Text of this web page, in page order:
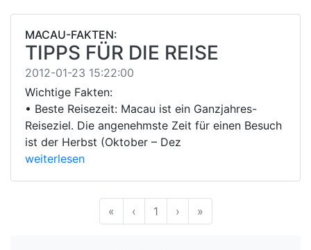
MACAU-FAKTEN:
TIPPS FÜR DIE REISE
2012-01-23 15:22:00
Wichtige Fakten:
• Beste Reisezeit: Macau ist ein Ganzjahres-
Reiseziel. Die angenehmste Zeit für einen Besuch
ist der Herbst (Oktober – Dez
weiterlesen
« Anfang
‹ Vorherige
1 ›Nächste
»Ende